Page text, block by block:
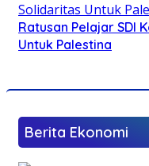
Ratusan Pelajar SDI
Untuk Palestina
Berita Ekonomi